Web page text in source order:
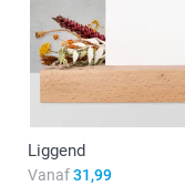
Liggend
Vanaf31,99